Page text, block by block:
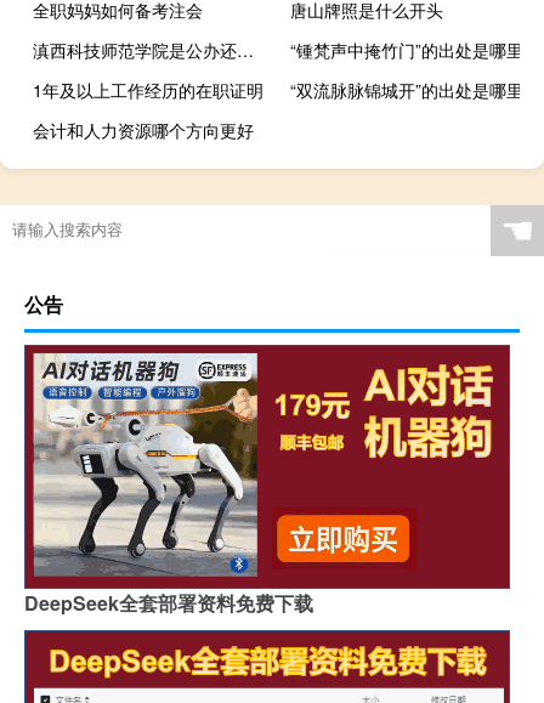
全职妈妈如何备考注会
唐山牌照是什么开头
滇西科技师范学院是公办还是民办
“锺梵声中掩竹门”的出处是哪里
1年及以上工作经历的在职证明
“双流脉脉锦城开”的出处是哪里
会计和人力资源哪个方向更好
☚
公告
DeepSeek全套部署资料免费下载